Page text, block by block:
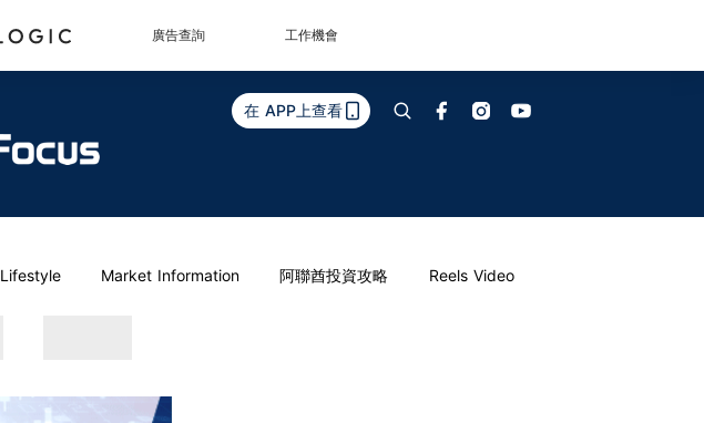
廣告查詢 工作機會
在 APP上查看
Lifestyle Market Information 阿聯酋投資攻略 Reels Video